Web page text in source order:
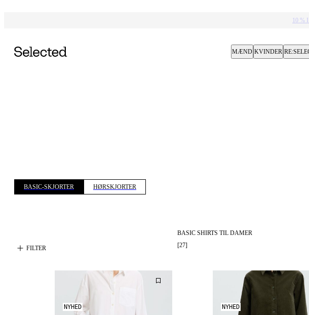
10
MÆND KVINDER
BASIC-SKJORTER HØRSKJORTER
FILTER
BASIC SHIRTS TIL DAMER
[27]
NYHED NYHED